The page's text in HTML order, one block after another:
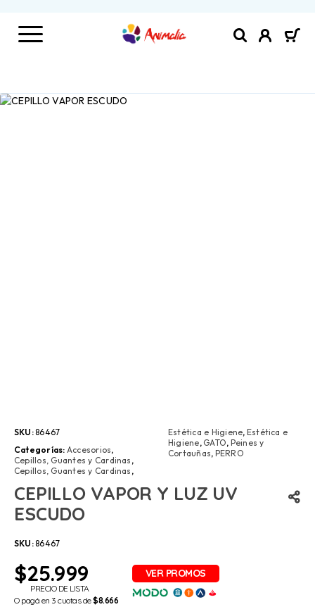
SKU:86467
Categorías: Accesorios,
Cepillos, Guantes y Cardinas ,
Cepillos, Guantes y Cardinas ,
Estética e Higiene, Estética e
Higiene, GATO, Peines y
Cortauñas, PERRO
CEPILLO VAPOR Y LUZ UV
ESCUDO
SKU:86467
$25.999
PRECIO DE LISTA
O pagá en 3 cuotas de$8.666